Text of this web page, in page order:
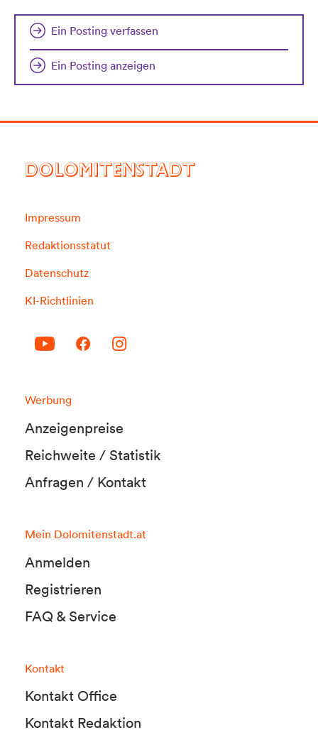
Ein Posting verfassen
Ein Posting anzeigen
DOLOMITENSTADT
Impressum
Redaktionsstatut
Datenschutz
KI-Richtlinien
Werbung
Anzeigenpreise
Reichweite / Statistik
Anfragen / Kontakt
Mein Dolomitenstadt.at
Anmelden
Registrieren
FAQ & Service
Kontakt
Kontakt Office
Kontakt Redaktion